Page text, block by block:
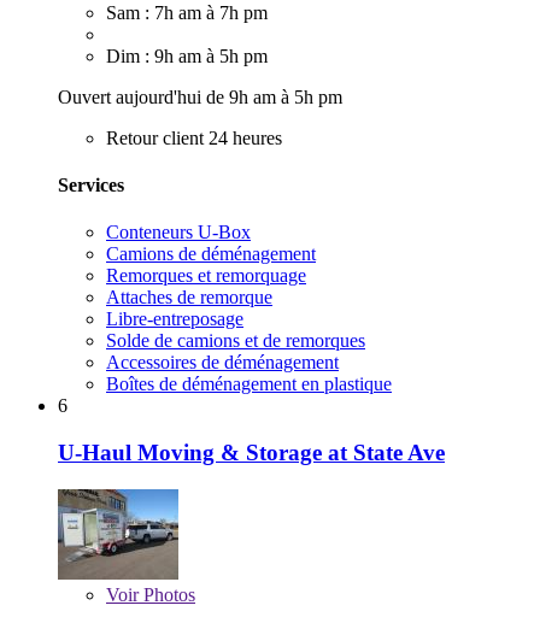
Sam : 7h am à 7h pm
Dim : 9h am à 5h pm
Ouvert aujourd'hui de 9h am à 5h pm
Retour client 24 heures
Services
Conteneurs U-Box
Camions de déménagement
Remorques et remorquage
Attaches de remorque
Libre-entreposage
Solde de camions et de remorques
Accessoires de déménagement
Boîtes de déménagement en plastique
6
U-Haul Moving & Storage at State Ave
VoirPhotos